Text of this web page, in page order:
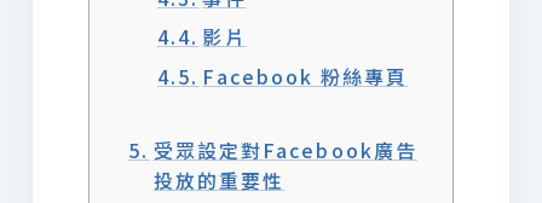
影片
Facebook 粉絲專頁
受眾設定對Facebook廣告
投放的重要性